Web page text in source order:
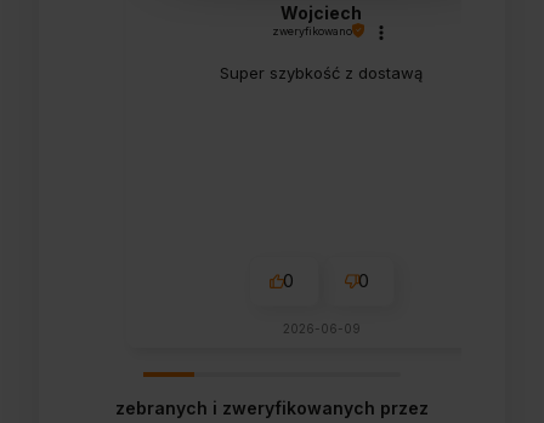
Wojciech
zweryfikowano
Super szybkość z dostawą
0 0
2026-06-09
zebranych i zweryfikowanych przez